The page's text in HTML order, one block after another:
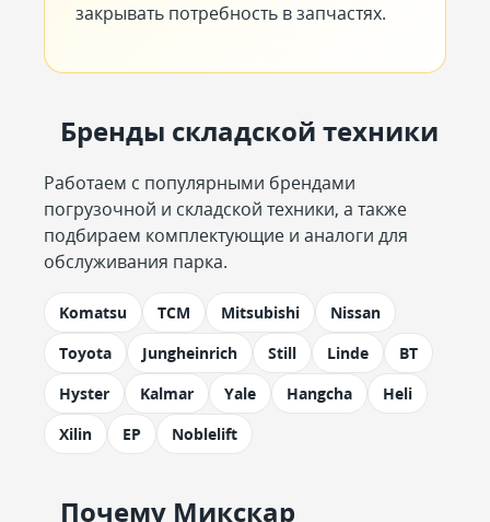
закрывать потребность в запчастях.
Бренды складской техники
Работаем с популярными брендами
погрузочной и складской техники, а также
подбираем комплектующие и аналоги для
обслуживания парка.
Komatsu TCM Mitsubishi
Nissan
Toyota
Jungheinrich Still Linde
BT
Hyster
Kalmar Yale Hangcha
Heli
Xilin
EP Noblelift
Почему Микскар